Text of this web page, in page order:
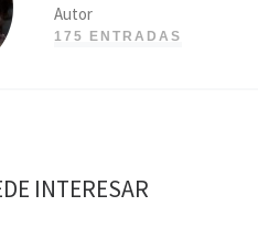
Autor
175 ENTRADAS
INTERESAR